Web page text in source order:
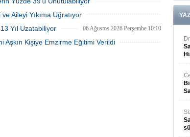
Aileyi Yıkıma Uğratıyor
06 Ağustos 2026 Perşembe 10:45
Yıl Uzatabiliyor 06 Ağustos 2026 Perşembe 10:10
Aşkın Kişiye Emzirme Eğitimi Verildi